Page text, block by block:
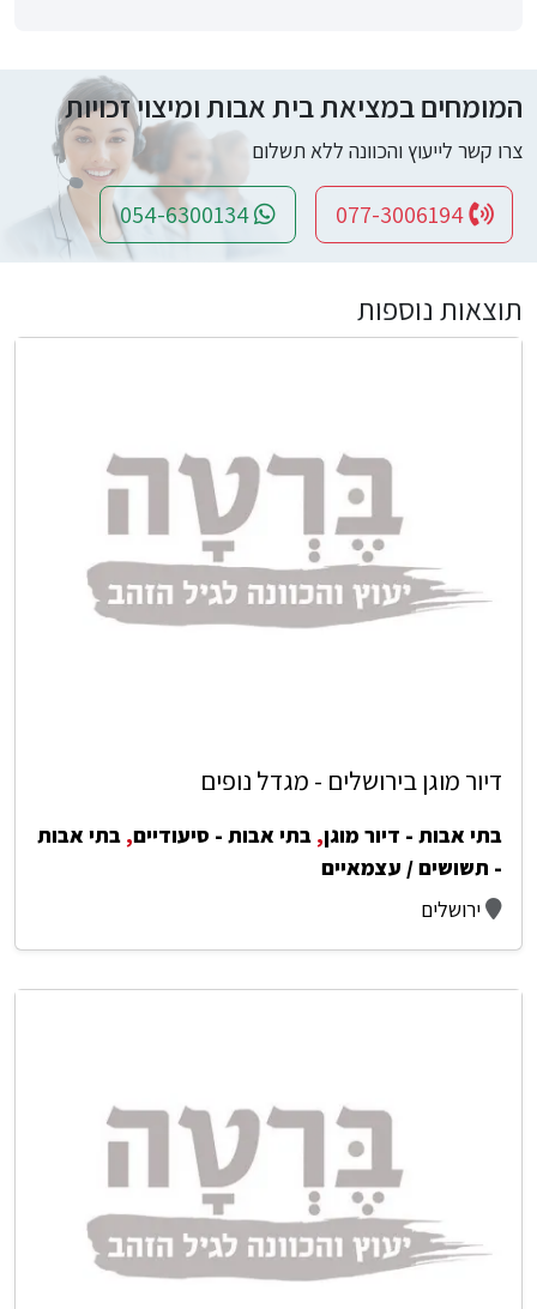
המומחים במציאת בית אבות ומיצוי זכויות
צרו קשר לייעוץ והכוונה ללא תשלום
תוצאות נוספות
דיור מוגן בירושלים - מגדל נופים
בתי אבות - דיור מוגן, בתי אבות - סיעודיים, בתי אבות
- תשושים / עצמאיים
ירושלים